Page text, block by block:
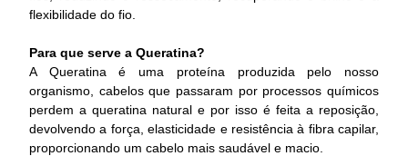
flexibilidade do fio.
Para que serve a Queratina?
A Queratina é uma proteína produzida pelo nosso
organismo, cabelos que passaram por processos químicos
perdem a queratina natural e por isso é feita a reposição,
devolvendo a força, elasticidade e resistência à fibra capilar,
proporcionando um cabelo mais saudável e macio.